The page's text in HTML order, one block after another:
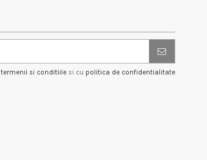
termenii si conditiile si cu politica de confidentialitate